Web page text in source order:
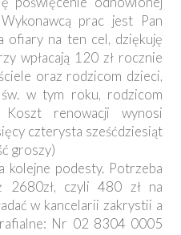
prac jest Pan
ofiary na ten cel, dziękuję
wpłacają 120 zł rocznie
oraz rodzicom dzieci,
w tym roku, rodzicom
Koszt renowacji wynosi
czterysta sześćdziesiąt
groszy)
kolejne podesty. Potrzeba
2680zł, czyli 480 zł na
w kancelarii zakrystii a
Nr 02 8304 0005